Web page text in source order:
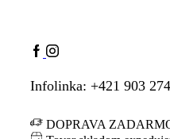
Facebook
Instagram
Infolinka: +421 903
DOPRAVA